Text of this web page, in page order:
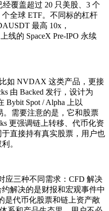
覆盖超过 20 只美股、3 个
全球 ETF。不同标的杠杆
最高 10x，
线的 SpaceX Pre-IPO 永续
如 NVDAX 这类产品，更接
由 Backed 发行，设计为
Bybit Spot / Alpha 上以
。需要注意的是，它和股票
更强调链上转移、代币化资
直接持有真实股票，用户也
。
应三种不同需求：CFD 解决
解决的是财报和宏观事件中
是代币化股票和链上资产敞